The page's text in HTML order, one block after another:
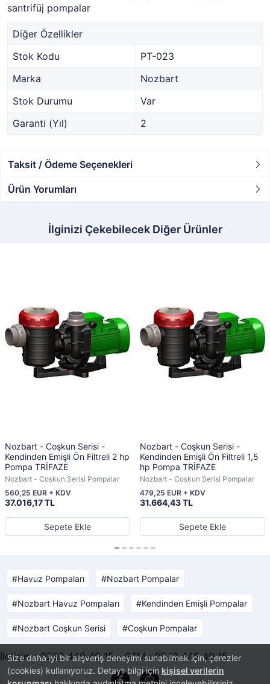
Size daha iyi bir alışveriş deneyimi sunabilmek için, çerezler
(cookies) kullanıyoruz. Detaylı bilgi için kişisel verilerin
santrifüj pompalar
Diğer Özellikler
Stok Kodu
PT-023
Marka
Nozbart
Stok Durumu
Var
Garanti (Yıl)
2
Taksit / Ödeme Seçenekleri
Ürün Yorumları
İlginizi Çekebilecek Diğer Ürünler
Nozbart - Coşkun Serisi -
Kendinden Emişli Ön Filtreli 2 hp
Pompa TRİFAZE
Nozbart - Coşkun Serisi Pompalar
37.016,17 TL
560,25 EUR + KDV
Sepete Ekle
Nozbart - Coşkun Serisi -
Kendinden Emişli Ön Filtreli 1,5
hp Pompa TRİFAZE
Nozbart - Coşkun Serisi Pompalar
31.664,43 TL
479,25 EUR + KDV
Sepete Ekle
Havuz Pompaları Nozbart Pompalar
Nozbart Havuz Pompaları Kendinden Emişli Pompalar
Nozbart Coşkun Serisi Coşkun Pompalar
İletişim : 0232 449 49 15 - GSM : 0543 449 49 15